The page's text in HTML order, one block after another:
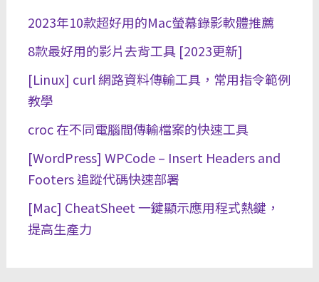
2023年10款超好用的Mac螢幕錄影軟體推薦
8款最好用的影片去背工具 [2023更新]
[Linux] curl 網路資料傳輸工具，常用指令範例
教學
croc 在不同電腦間傳輸檔案的快速工具
[WordPress] WPCode – Insert Headers and
Footers 追蹤代碼快速部署
[Mac] CheatSheet 一鍵顯示應用程式熱鍵，
提高生產力